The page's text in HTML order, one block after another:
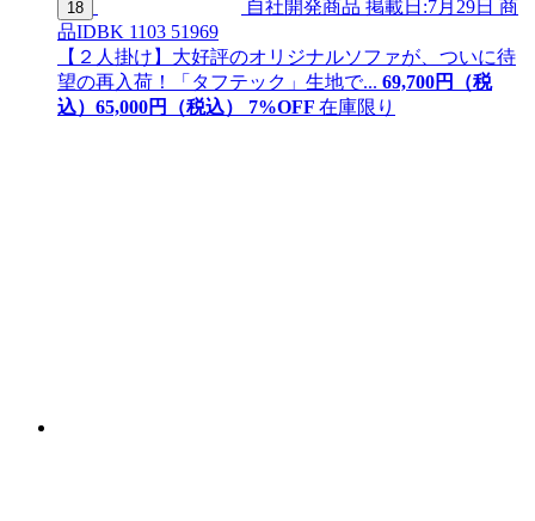
18 自社開発商品 掲載日:7月29日 商
品IDBK 1103 51969
【２人掛け】大好評のオリジナルソファが、ついに待
望の再入荷！「タフテック」生地で... 69,700円（税
込） 65,000円（税込） 7%OFF 在庫限り